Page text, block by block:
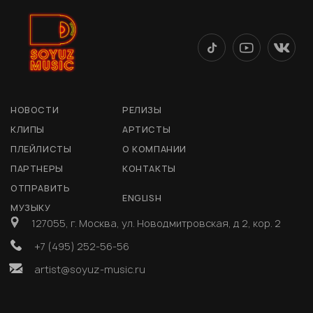
НОВОСТИ
РЕЛИЗЫ
КЛИПЫ
АРТИСТЫ
ПЛЕЙЛИСТЫ
О КОМПАНИИ
ПАРТНЕРЫ
КОНТАКТЫ
ОТПРАВИТЬ
МУЗЫКУ
ENGLISH
127055, г. Москва, ул. Новодмитровская, д 2, кор. 2
+7 (495) 252-56-56
artist@soyuz-music.ru